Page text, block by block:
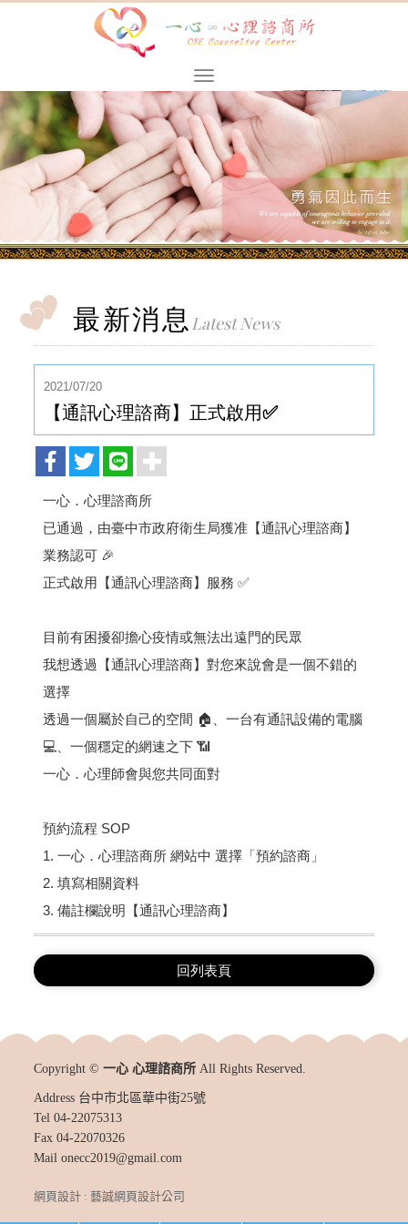
Latest News
最新消息
2021/07/20
【通訊心理諮商】正式啟用✅
一心．心理諮商所
已通過，由臺中市政府衛生局獲准【通訊心理諮商】
業務認可 🎉
正式啟用【通訊心理諮商】服務 ✅
目前有困擾卻擔心疫情或無法出遠門的民眾
我想透過【通訊心理諮商】對您來說會是一個不錯的
選擇
透過一個屬於自己的空間 🏠、一台有通訊設備的電腦
💻、一個穩定的網速之下 📶
一心．心理師會與您共同面對
預約流程 SOP
1. 一心．心理諮商所 網站中 選擇「預約諮商」
2. 填寫相關資料
3. 備註欄說明【通訊心理諮商】
回列表頁
Copyright ©一心 心理諮商所 All Rights Reserved.
Address 台中市北區華中街25號
Tel04-22075313
Fax04-22070326
Mailonecc2019@gmail.com
網頁設計 : 藝誠網頁設計公司